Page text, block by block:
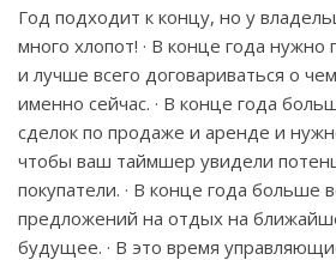
Год подходит к концу, но у
много хлопот! · В конце года нужно
и лучше всего договариваться о
именно сейчас. · В конце года
сделок по продаже и аренде и
чтобы ваш таймшер увидели
покупатели. · В конце года больше
предложений на отдых на
будущее. · В это время